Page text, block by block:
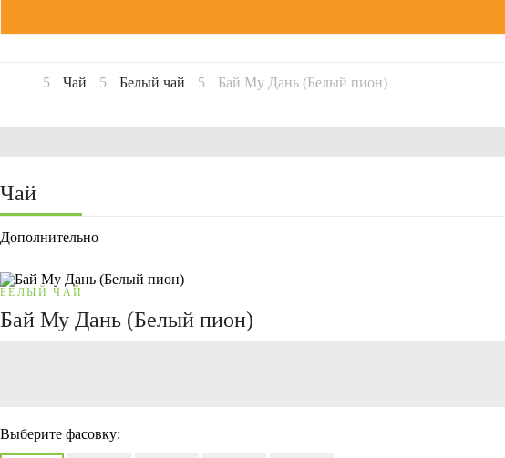
Чай Белый чай Бай Му Дань (Белый пион)
Чай
Дополнительно
БЕЛЫЙ ЧАЙ
Бай Му Дань (Белый пион)
Выберите фасовку: